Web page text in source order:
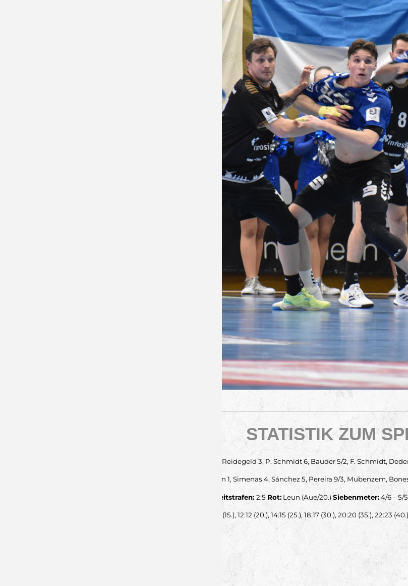
STATISTIK ZUM
Ebert, Bogojevic – Krenz, Schömig 8/3, Reidegeld 3, P. Schmidt 6, Bauder 5/2, F. Schmidt,
Lausch, Dudin – Pfeil 2, Petkov, Leun 1, Simenas 4, Sánchez 5, Pereira 9/3, Mubenzem,
Zeitstrafen: 2:5 Rot: Leun (Aue/20.) Siebenmeter:4/6 – 5/5
2:4 (5.), 7:8 (10.), 9:10 (15.), 12:12 (20.), 14:15 (25.), 18:17 (30.), 20:20 (35.), 22:23